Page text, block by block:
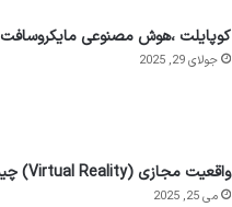
کوپایلت ،هوش مصنوعی مایکروسافت
جولای 29, 2025
واقعیت مجازی (Virtual Reality) چیست؟
می 25, 2025